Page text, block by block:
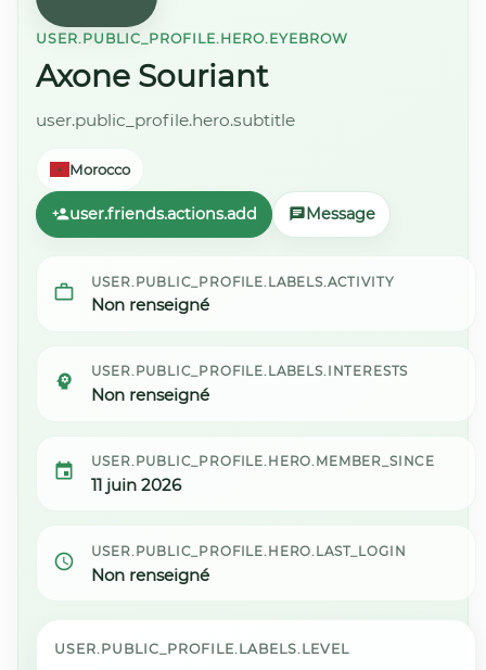
USER.PUBLIC_PROFILE.HERO.EYEBROW
Axone Souriant
user.public_profile.hero.subtitle
Morocco
user.friends.actions.add Message
USER.PUBLIC_PROFILE.LABELS.ACTIVITY
Non renseigné
USER.PUBLIC_PROFILE.LABELS.INTERESTS
Non renseigné
USER.PUBLIC_PROFILE.HERO.MEMBER_SINCE
11 juin 2026
USER.PUBLIC_PROFILE.HERO.LAST_LOGIN
Non renseigné
USER.PUBLIC_PROFILE.LABELS.LEVEL